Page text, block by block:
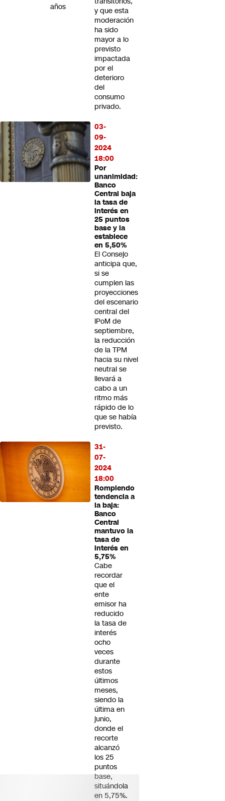
y que esta
moderación
ha sido
mayor a lo
previsto
impactada
por el
deterioro
del
consumo
privado.
03-
09-
2024
18:00
Por
unanimidad:
Banco
Central baja
la tasa de
interés en
25 puntos
base y la
establece
en 5,50%
El Consejo
anticipa que,
si se
cumplen las
proyecciones
del escenario
central del
IPoM de
septiembre,
la reducción
de la TPM
hacia su nivel
neutral se
llevará a
cabo a un
ritmo más
rápido de lo
que se había
previsto.
31-
07-
2024
18:00
Rompiendo
tendencia a
la baja:
Banco
Central
mantuvo la
tasa de
interés en
5,75%
Cabe
recordar
que el
ente
emisor ha
reducido
la tasa de
interés
ocho
veces
durante
estos
últimos
meses,
siendo la
última en
junio,
donde el
recorte
alcanzó
los 25
puntos
base,
situándola
en 5,75%.
años